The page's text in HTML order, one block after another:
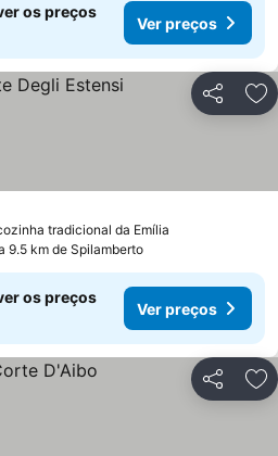
os preços
Ver preços
Partilhar
tradicional da Emília
9.5 km de Spilamberto
os preços
Ver preços
Partilhar